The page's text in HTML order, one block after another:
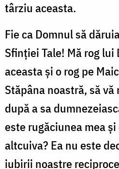
târziu aceasta.
Fie ca Domnul să
Sfinţiei Tale! Mă rog
aceasta şi o rog pe
Stăpâna noastră, să
după a sa
este rugăciunea mea
altcuiva? Ea nu este
iubirii noastre